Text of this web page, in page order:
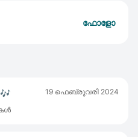
ഫോളോ
19 ഫെബ്രുവരി 2024